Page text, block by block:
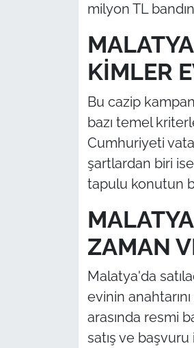
milyon TL
KİMLER
Bu cazip
bazı temel
Cumhuriyeti
şartlardan biri
tapulu konutun
ZAMAN
Malatya'da
evinin
arasında resmi
satış ve